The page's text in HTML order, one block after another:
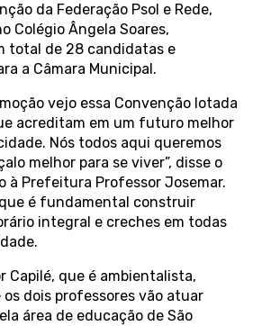
da Federação Psol e Rede,
Colégio Ângela Soares,
total de 28 candidatas e
a Câmara Municipal.
vejo essa Convenção lotada
acreditam em um futuro melhor
Nós todos aqui queremos
melhor para se viver”, disse o
à Prefeitura Professor Josemar.
é fundamental construir
integral e creches em todas
Capilé, que é ambientalista,
dois professores vão atuar
área de educação de São